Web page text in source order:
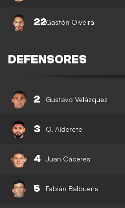
22Gastón Olveira
DEFENSORES
2 Gustavo Velázquez
3 O. Alderete
4 Juan Cáceres
5 Fabián Balbuena